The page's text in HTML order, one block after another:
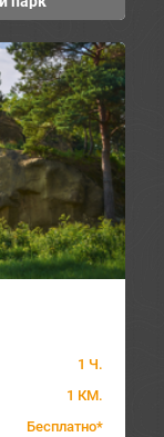
1 Ч.
1 КМ.
Бесплатно*